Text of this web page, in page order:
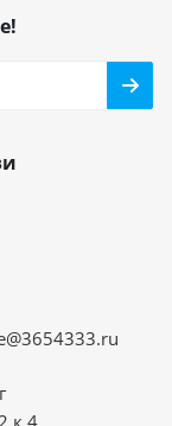
к.4,